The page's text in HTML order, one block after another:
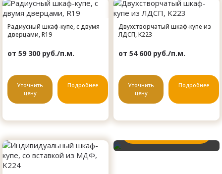
Радиусный шкаф-купе, с двумя
дверцами, R19
от 59 300 руб./п.м.
Уточнить
цену
Подробнее
Двухстворчатый шкаф-купе из
ЛДСП, K223
от 54 600 руб./п.м.
Уточнить
цену
Подробнее
вариант?
Изготовим по вашим